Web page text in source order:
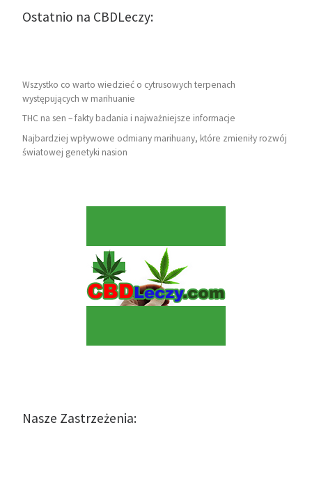
Ostatnio na CBDLeczy:
Wszystko co warto wiedzieć o cytrusowych terpenach
występujących w marihuanie
THC na sen – fakty badania i najważniejsze informacje
Najbardziej wpływowe odmiany marihuany, które zmieniły rozwój
światowej genetyki nasion
Nasze Zastrzeżenia: